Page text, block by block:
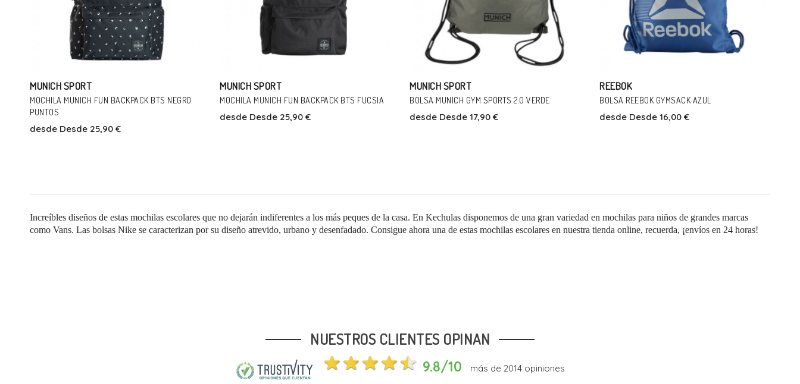
Añadir Al Carrito
MUNICH SPORT
MOCHILA MUNICH FUN BACKPACK BTS NEGRO
PUNTOS
desde Desde 25,90 €
Añadir Al Carrito
MUNICH SPORT
MOCHILA MUNICH FUN BACKPACK BTS FUCSIA
desde Desde 25,90 €
Añadir Al Carrito
MUNICH SPORT
BOLSA MUNICH GYM SPORTS 2.0 VERDE
desde Desde 17,90 €
Añadir Al Carrito
REEBOK
BOLSA REEBOK GYMSACK AZUL
desde Desde 16,00 €
Increíbles diseños de estas mochilas escolares que no dejarán indiferentes a los más peques de la casa. En Kechulas disponemos de una gran variedad en mochilas para niños de grandes marcas
como Vans. Las bolsas Nike se caracterizan por su diseño atrevido, urbano y desenfadado. Consigue ahora una de estas mochilas escolares en nuestra tienda online, recuerda, ¡envíos en 24 horas!
NUESTROS CLIENTES OPINAN
9.8/10 más de 2014opiniones